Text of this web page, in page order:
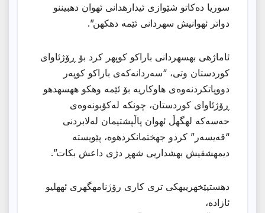
سوریا دەکاتو شێوازی ئیدارهدانی ئهوان دهبیننو
دواتر ئهوانیش سهردانی ئێمه دهكهن”.
ئاماژهی بهسهردانی باراكو كوپهر كرد بۆ ڕۆژئاوای
كوردستان وتی، “سەردانەکەی باراکو کوپەر
دووپاتکردنەوەی هاوکاریه بۆ ئێمە وهكو ههسهدهو
ڕۆژئاوای كوردستان، چونكه لەکۆبونەوەی
حەسەکە لهگهڵ ئهوان پاڵپشتیمان لەلابردنی
“قەیسەر” کردو جهختمانكردهوه، پێویسته
دیمهشقیش بهشداریی شهڕ دژی داعش بكات”.
دهستپێخهرییهكی تری كاری رۆژنامهگهری ئههلیو
ئازاده،